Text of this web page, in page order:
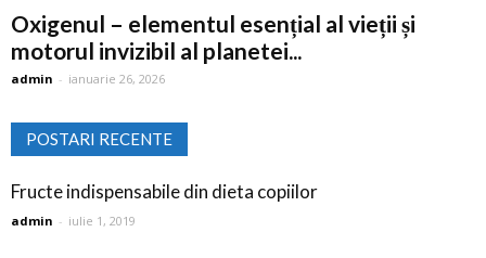
Oxigenul – elementul esențial al vieții și
motorul invizibil al planetei...
admin - ianuarie 26, 2026
POSTARI RECENTE
Fructe indispensabile din dieta copiilor
admin - iulie 1, 2019